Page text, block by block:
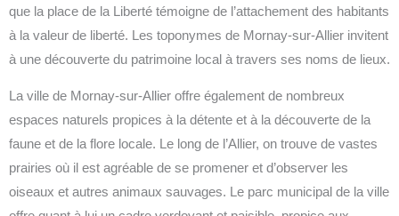
que la place de la Liberté témoigne de l’attachement des habitants
à la valeur de liberté. Les toponymes de Mornay-sur-Allier invitent
à une découverte du patrimoine local à travers ses noms de lieux.
La ville de Mornay-sur-Allier offre également de nombreux
espaces naturels propices à la détente et à la découverte de la
faune et de la flore locale. Le long de l’Allier, on trouve de vastes
prairies où il est agréable de se promener et d’observer les
oiseaux et autres animaux sauvages. Le parc municipal de la ville